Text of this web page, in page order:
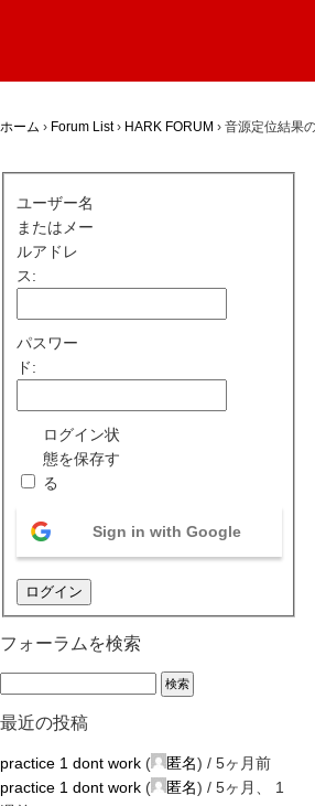
ホーム › Forum List › HARK FORUM › 音源定位結果
ユーザー名
またはメー
ルアドレ
ス:
パスワー
ド:
ログイン状
態を保存す
る
Sign in with Google
ログイン
フォーラムを検索
最近の投稿
practice 1 dont work ( 匿名) / 5ヶ月前
practice 1 dont work ( 匿名) / 5ヶ月、 1